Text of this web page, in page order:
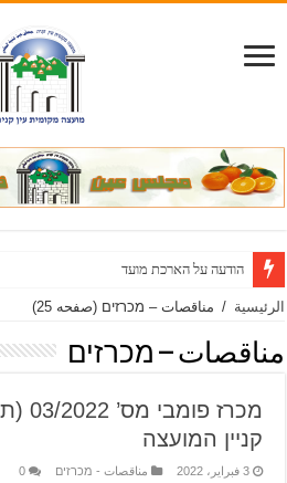
הודעה על הארכת מועד להגשת הצעות והוספת
الرئيسية / مناقصات – מכרזים (صفحه 25)
مناقصات – מכרזים
קניין המועצה
3 فبراير، 2022 مناقصات - מכרזים 0